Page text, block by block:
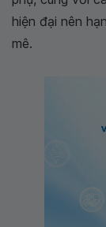
hiện đại nên
mê.